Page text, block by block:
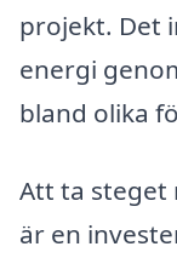
projekt. Det
energi
bland olika
Att ta steget
är en